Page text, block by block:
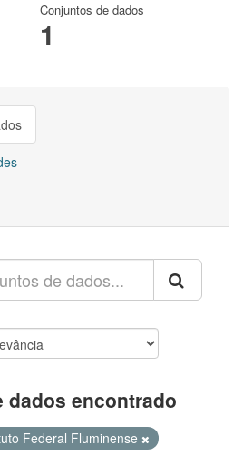
Conjuntos de dados
1
dados encontrado
Federal Fluminense